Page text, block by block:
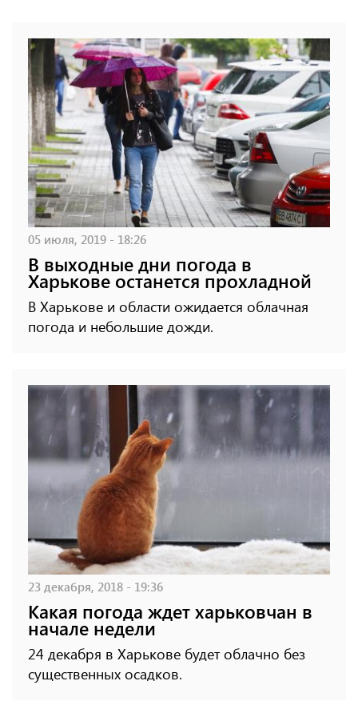
05 июля, 2019 - 18:26
В выходные дни погода в
Харькове останется прохладной
В Харькове и области ожидается облачная
погода и небольшие дожди.
23 декабря, 2018 - 19:36
Какая погода ждет харьковчан в
начале недели
24 декабря в Харькове будет облачно без
существенных осадков.